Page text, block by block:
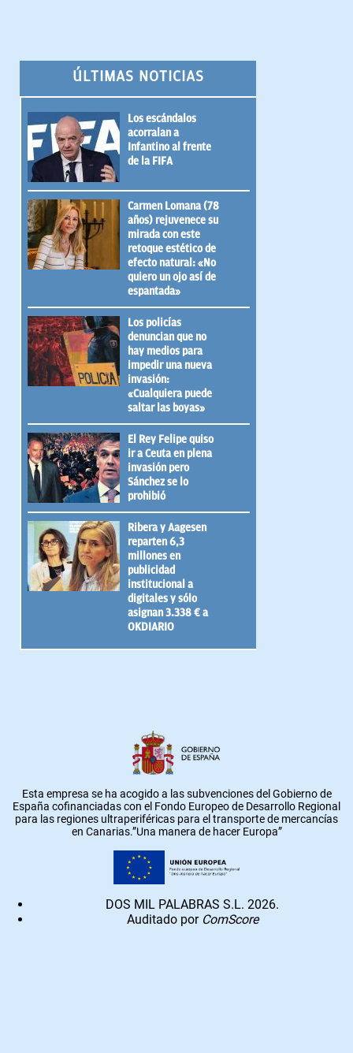
ÚLTIMAS NOTICIAS
Los escándalos
acorralan a
Infantino al frente
de la FIFA
Carmen Lomana (78
años) rejuvenece su
mirada con este
retoque estético de
efecto natural: «No
quiero un ojo así de
espantada»
Los policías
denuncian que no
hay medios para
impedir una nueva
invasión:
«Cualquiera puede
saltar las boyas»
El Rey Felipe quiso
ir a Ceuta en plena
invasión pero
Sánchez se lo
prohibió
Ribera y Aagesen
reparten 6,3
millones en
publicidad
institucional a
digitales y sólo
asignan 3.338 € a
OKDIARIO
Esta empresa se ha acogido a las subvenciones del Gobierno de
España cofinanciadas con el Fondo Europeo de Desarrollo Regional
para las regiones ultraperiféricas para el transporte de mercancías
en Canarias.”Una manera de hacer Europa”
DOS MIL PALABRAS S.L. 2026.
Auditado por ComScore